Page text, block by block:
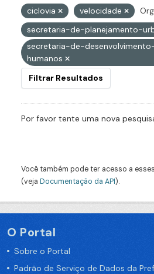
ciclovia velocidade
secretaria-de-planejamento-
secretaria-de-
humanos
Filtrar Resultados
Por favor tente uma nova
Você também pode ter acesso a
(veja Documentação da API).
O Portal
Sobre o Portal
Padrão de Serviço de Dados da